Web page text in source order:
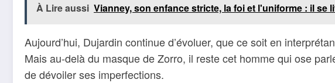
À Lire aussi Vianney, son enfance stricte, la foi et l'uniforme : il se
Aujourd’hui, Dujardin continue d’évoluer, que ce soit en
Mais au-delà du masque de Zorro, il reste cet homme qui ose
de dévoiler ses imperfections.